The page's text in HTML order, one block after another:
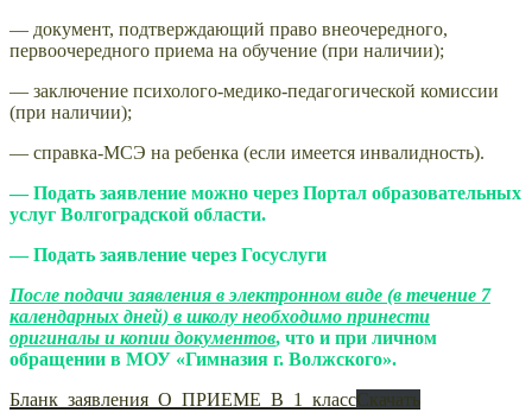
— документ, подтверждающий право внеочередного,
первоочередного приема на обучение (при наличии);
— заключение психолого-медико-педагогической комиссии
(при наличии);
— справка-МСЭ на ребенка (если имеется инвалидность).
—Подать заявление можно через Портал образовательных
услуг Волгоградской области.
— Подать заявление через Госуслуги
После подачи заявления в электронном виде (в течение 7
календарных дней) в школу необходимо принести
оригиналы и копии документов, что и при личном
обращении в МОУ «Гимназия г. Волжского».
Бланк_заявления_О_ПРИЕМЕ_В_1_классСкачать